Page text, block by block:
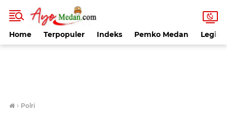
Home Terpopuler Indeks Pemko Medan
› Polri